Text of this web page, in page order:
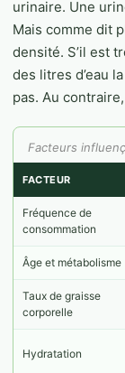
urinaire. Une
Mais comme dit
densité. S’il est
des litres d’eau
pas. Au
Facteurs
FACTEUR
Fréquence de
consommation
Âge et métabolisme
Taux de graisse
corporelle
Hydratation